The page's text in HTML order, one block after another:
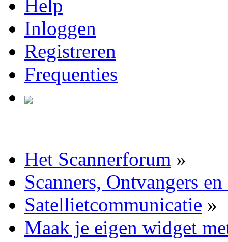
Help
Inloggen
Registreren
Frequenties
Het Scannerforum »
Scanners, Ontvangers
Satellietcommunicatie »
Maak je eigen widget